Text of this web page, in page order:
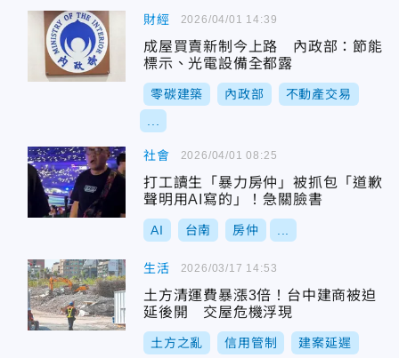
財經
成屋買賣新制今上路 內政部：節能
標示、光電設備全都露
零碳建築 內政部 不動產交易
2026/04/01 14:39
社會
打工讀生「暴力房仲」被抓包「道歉
聲明用AI寫的」！急關臉書
AI 台南 房仲
2026/04/01 08:25
生活
土方清運費暴漲3倍！台中建商被迫
延後開 交屋危機浮現
土方之亂 信用管制 建案延遲
2026/03/17 14:53